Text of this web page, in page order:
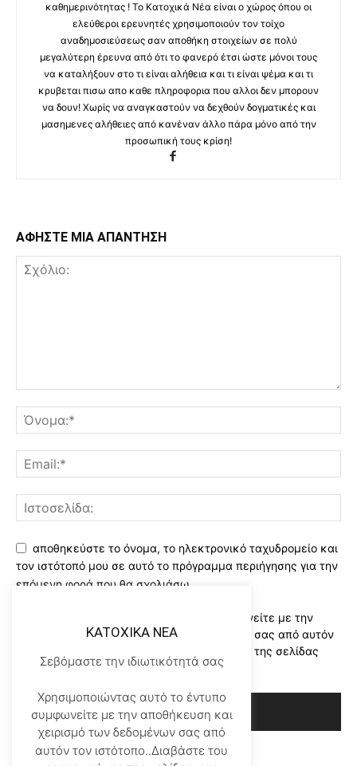
καθημερινότητας ! Το Κατοχικά Νέα είναι ο χώρος όπου οι
ελεύθεροι ερευνητές χρησιμοποιούν τον τοίχο
αναδημοσιεύσεως σαν αποθήκη στοιχείων σε πολύ
μεγαλύτερη έρευνα από ότι το φανερό έτσι ώστε μόνοι τους
να καταλήξουν στο τι είναι αλήθεια και τι είναι ψέμα και τι
κρυβεται πισω απο καθε πληροφορια που αλλοι δεν μπορουν
να δουν! Χωρίς να αναγκαστούν να δεχθούν δογματικές και
μασημενες αλήθειες από κανέναν άλλο πάρα μόνο από την
προσωπική τους κρίση!
ΑΦΗΣΤΕ ΜΙΑ ΑΠΑΝΤΗΣΗ
αποθηκεύστε το όνομα, το ηλεκτρονικό ταχυδρομείο και
τον ιστότοπό μου σε αυτό το πρόγραμμα περιήγησης για την
επόμενη φορά που θα σχολιάσω.
Χρησιμοποιώντας αυτό το έντυπο συμφωνείτε με την
αποθήκευση και χειρισμό των δεδομένων σας από αυτόν
τον ιστότοπο..Διαβάστε του ορους χρήσης της σελίδας
μας*
KATOXIKA NEA
Σεβόμαστε την ιδιωτικότητά σας
Χρησιμοποιώντας αυτό το έντυπο
συμφωνείτε με την αποθήκευση και
χειρισμό των δεδομένων σας από
αυτόν τον ιστότοπο..Διαβάστε του